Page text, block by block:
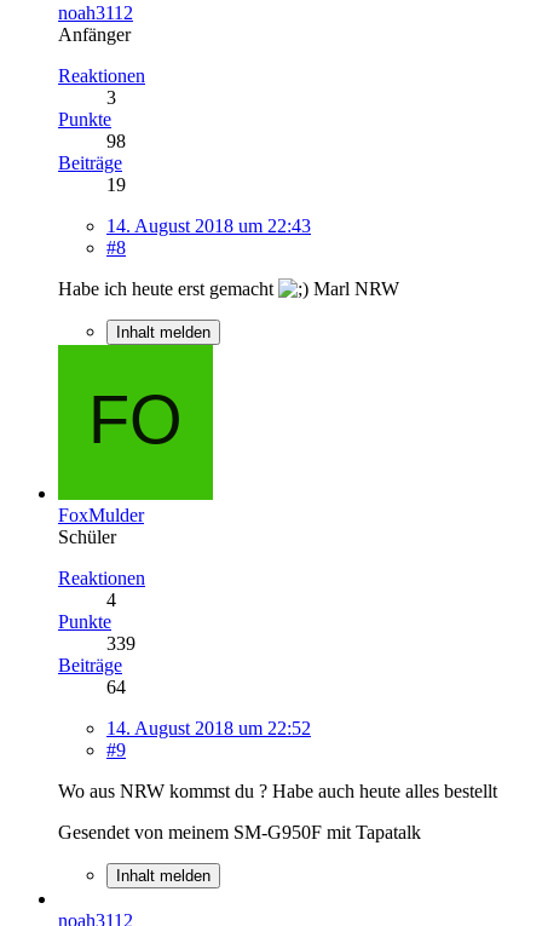
noah3112
Anfänger
Reaktionen
3
Punkte
98
Beiträge
19
14. August 2018 um 22:43
#8
Habe ich heute erst gemacht
Marl NRW
Inhalt melden
FoxMulder
Schüler
Reaktionen
4
Punkte
339
Beiträge
64
14. August 2018 um 22:52
#9
Wo aus NRW kommst du ? Habe auch heute alles bestellt
Gesendet von meinem SM-G950F mit Tapatalk
Inhalt melden
noah3112